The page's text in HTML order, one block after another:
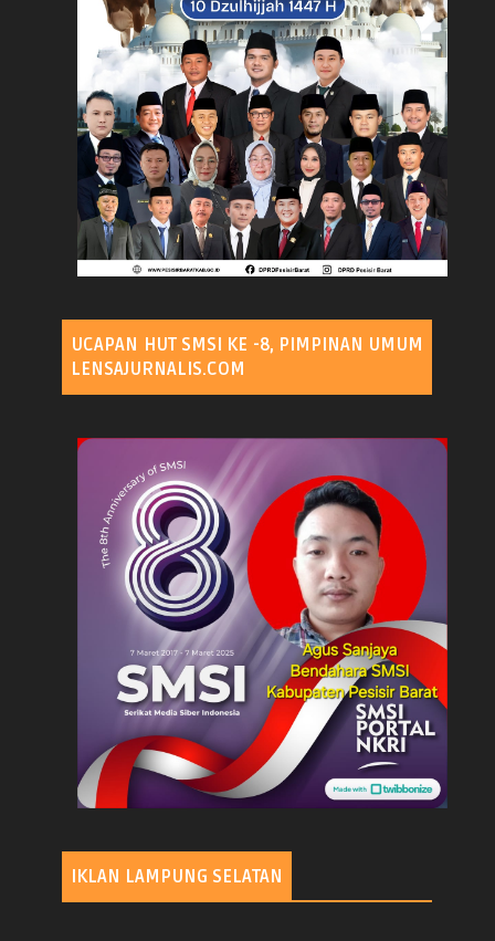
UCAPAN HUT SMSI KE -8, PIMPINAN UMUM
LENSAJURNALIS.COM
IKLAN LAMPUNG SELATAN